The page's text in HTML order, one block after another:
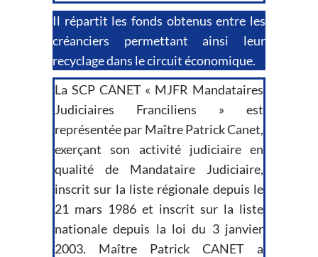
Il répartit les fonds obtenus entre les
créanciers permettant ainsi leur
recyclage dans le circuit économique.
La SCP CANET « MJFR Mandataires
Judiciaires Franciliens » est
représentée par Maître Patrick Canet,
exerçant son activité judiciaire en
qualité de Mandataire Judiciaire,
inscrit sur la liste régionale depuis le
21 mars 1986 et inscrit sur la liste
nationale depuis la loi du 3 janvier
2003. Maître Patrick CANET a